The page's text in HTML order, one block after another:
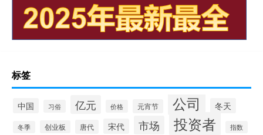
标签
中国 习俗 亿元 价格 元宵节 公司 冬天
冬季 创业板 唐代 宋代 市场 投资者 指数